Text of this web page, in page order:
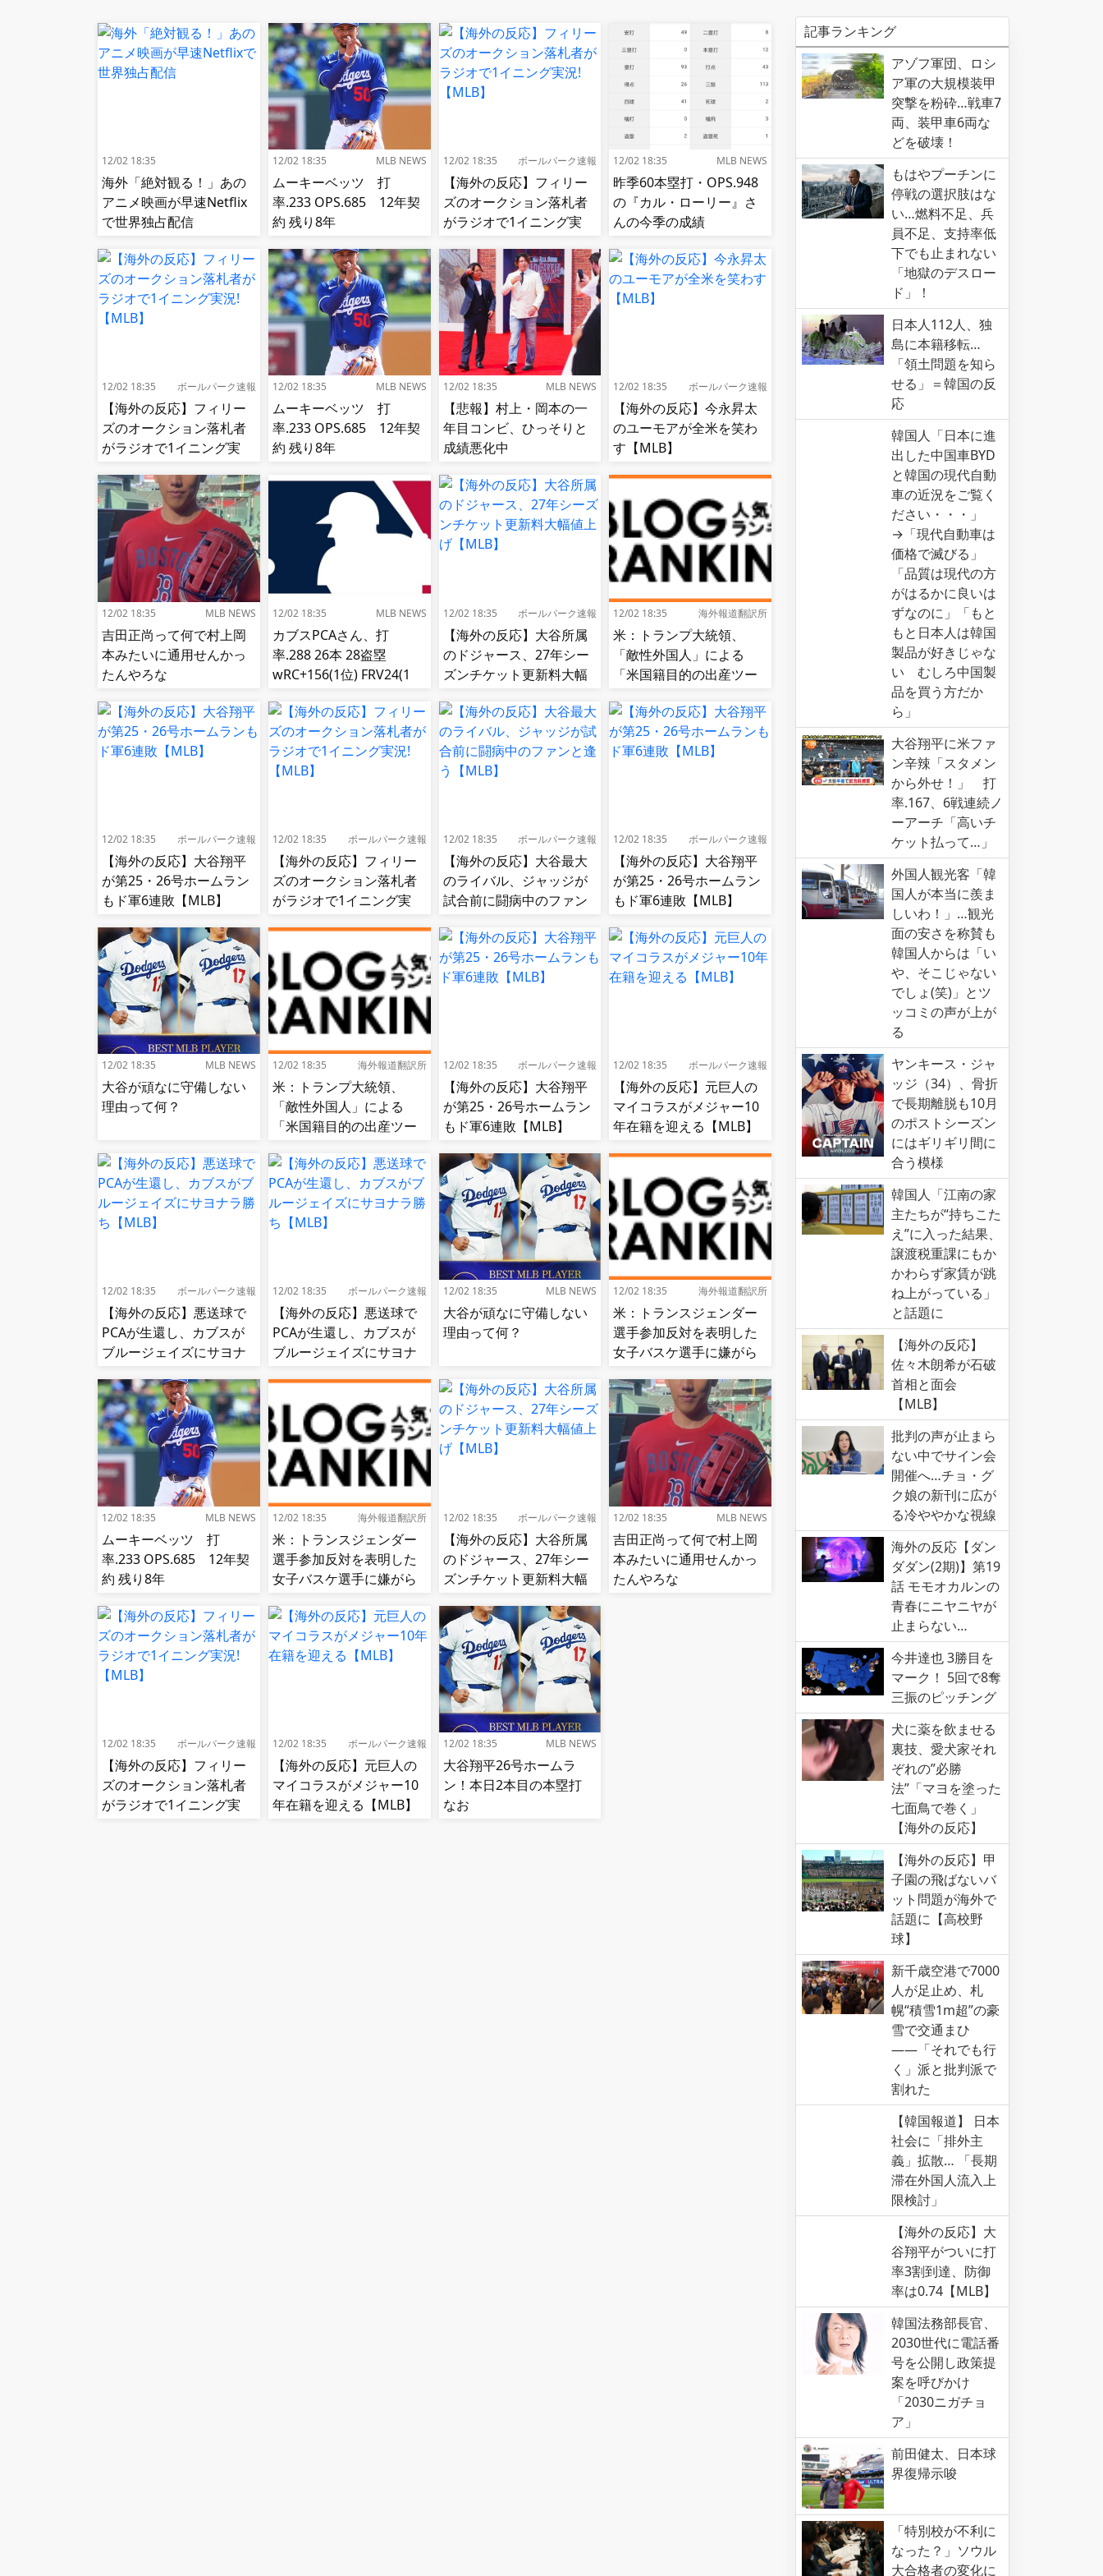
12/02 18:35
海外「絶対観る！」あの
アニメ映画が早速Netflix
で世界独占配信
12/02 18:35 MLB NEWS
ムーキーベッツ 打
率.233 OPS.685 12年契
約 残り8年
12/02 18:35 ボールパーク速報
【海外の反応】フィリー
ズのオークション落札者
がラジオで1イニング実
12/02 18:35 MLB NEWS
昨季60本塁打・OPS.948
の『カル・ローリー』さ
んの今季の成績
12/02 18:35 ボールパーク速報
【海外の反応】フィリー
ズのオークション落札者
がラジオで1イニング実
12/02 18:35 MLB NEWS
ムーキーベッツ 打
率.233 OPS.685 12年契
約 残り8年
12/02 18:35 MLB NEWS
【悲報】村上・岡本の一
年目コンビ、ひっそりと
成績悪化中
12/02 18:35 ボールパーク速報
【海外の反応】今永昇太
のユーモアが全米を笑わ
す【MLB】
12/02 18:35 MLB NEWS
吉田正尚って何で村上岡
本みたいに通用せんかっ
たんやろな
12/02 18:35 MLB NEWS
カブスPCAさん、打
率.288 26本 28盗塁
wRC+156(1位) FRV24(1
12/02 18:35 ボールパーク速報
【海外の反応】大谷所属
のドジャース、27年シー
ズンチケット更新料大幅
12/02 18:35 海外報道翻訳所
米：トランプ大統領、
「敵性外国人」による
「米国籍目的の出産ツー
寄生侵略防止へ[海外の反
応]
12/02 18:35 ボールパーク速報
【海外の反応】大谷翔平
が第25・26号ホームラン
もド軍6連敗【MLB】
12/02 18:35 ボールパーク速報
【海外の反応】フィリー
ズのオークション落札者
がラジオで1イニング実
12/02 18:35 ボールパーク速報
【海外の反応】大谷最大
のライバル、ジャッジが
試合前に闘病中のファン
12/02 18:35 ボールパーク速報
【海外の反応】大谷翔平
が第25・26号ホームラン
もド軍6連敗【MLB】
12/02 18:35 MLB NEWS
大谷が頑なに守備しない
理由って何？
12/02 18:35 海外報道翻訳所
米：トランプ大統領、
「敵性外国人」による
「米国籍目的の出産ツー
寄生侵略防止へ[海外の反
応]
12/02 18:35 ボールパーク速報
【海外の反応】大谷翔平
が第25・26号ホームラン
もド軍6連敗【MLB】
12/02 18:35 ボールパーク速報
【海外の反応】元巨人の
マイコラスがメジャー10
年在籍を迎える【MLB】
12/02 18:35 ボールパーク速報
【海外の反応】悪送球で
PCAが生還し、カブスが
ブルージェイズにサヨナ
12/02 18:35 ボールパーク速報
【海外の反応】悪送球で
PCAが生還し、カブスが
ブルージェイズにサヨナ
12/02 18:35 MLB NEWS
大谷が頑なに守備しない
理由って何？
12/02 18:35 海外報道翻訳所
米：トランスジェンダー
選手参加反対を表明した
女子バスケ選手に嫌がら
（？）肘鉄を顔面に食ら
う[海外の反応]
12/02 18:35 MLB NEWS
ムーキーベッツ 打
率.233 OPS.685 12年契
約 残り8年
12/02 18:35 海外報道翻訳所
米：トランスジェンダー
選手参加反対を表明した
女子バスケ選手に嫌がら
（？）肘鉄を顔面に食ら
う[海外の反応]
12/02 18:35 ボールパーク速報
【海外の反応】大谷所属
のドジャース、27年シー
ズンチケット更新料大幅
12/02 18:35 MLB NEWS
吉田正尚って何で村上岡
本みたいに通用せんかっ
たんやろな
12/02 18:35 ボールパーク速報
【海外の反応】フィリー
ズのオークション落札者
がラジオで1イニング実
12/02 18:35 ボールパーク速報
【海外の反応】元巨人の
マイコラスがメジャー10
年在籍を迎える【MLB】
12/02 18:35 MLB NEWS
大谷翔平26号ホームラ
ン！本日2本目の本塁打
なお
記事ランキング
アゾフ軍団、ロシ
ア軍の大規模装甲
突撃を粉砕…戦車7
両、装甲車6両な
どを破壊！
もはやプーチンに
停戦の選択肢はな
い…燃料不足、兵
員不足、支持率低
下でも止まれない
「地獄のデスロー
ド」！
日本人112人、独
島に本籍移転…
「領土問題を知ら
せる」＝韓国の反
応
韓国人「日本に進
出した中国車BYD
と韓国の現代自動
車の近況をご覧く
ださい・・・」
→「現代自動車は
価格で滅びる」
「品質は現代の方
がはるかに良いは
ずなのに」「もと
もと日本人は韓国
製品が好きじゃな
い むしろ中国製
品を買う方だか
ら」
大谷翔平に米ファ
ン辛辣「スタメン
から外せ！」 打
率.167、6戦連続ノ
ーアーチ「高いチ
ケット払って…」
外国人観光客「韓
国人が本当に羨ま
しいわ！」…観光
面の安さを称賛も
韓国人からは「い
や、そこじゃない
でしょ(笑)」とツ
ッコミの声が上が
る
ヤンキース・ジャ
ッジ（34）、骨折
で長期離脱も10月
のポストシーズン
にはギリギリ間に
合う模様
韓国人「江南の家
主たちが“持ちこた
え”に入った結果、
譲渡税重課にもか
かわらず家賃が跳
ね上がっている」
と話題に
【海外の反応】
佐々木朗希が石破
首相と面会
【MLB】
批判の声が止まら
ない中でサイン会
開催へ…チョ・グ
ク娘の新刊に広が
る冷ややかな視線
海外の反応【ダン
ダダン(2期)】第19
話 モモオカルンの
青春にニヤニヤが
止まらない…
今井達也 3勝目を
マーク！ 5回で8奪
三振のピッチング
犬に薬を飲ませる
裏技、愛犬家それ
ぞれの”必勝
法”「マヨを塗った
七面鳥で巻く」
【海外の反応】
【海外の反応】甲
子園の飛ばないバ
ット問題が海外で
話題に【高校野
球】
新千歳空港で7000
人が足止め、札
幌“積雪1m超”の豪
雪で交通まひ
――「それでも行
く」派と批判派で
割れた
【韓国報道】 日本
社会に「排外主
義」拡散… 「長期
滞在外国人流入上
限検討」
【海外の反応】大
谷翔平がついに打
率3割到達、防御
率は0.74【MLB】
韓国法務部長官、
2030世代に電話番
号を公開し政策提
案を呼びかけ
「2030ニガチョ
ア」
前田健太、日本球
界復帰示唆
「特別校が不利に
なった？」ソウル
大合格者の変化に